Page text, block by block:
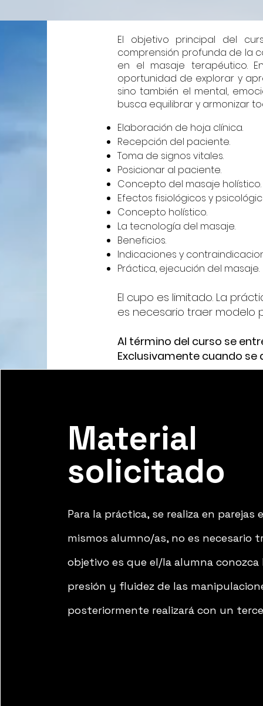
El objetivo principal del
comprensión profunda de la
en el masaje terapéutico.
oportunidad de explorar y
sino también el mental,
busca equilibrar y armonizar
Elaboración de hoja clínica.
Recepción del paciente.
Toma de signos vitales.
Posicionar al paciente.
Concepto del masaje holístico.
Efectos fisiológicos y
Concepto holístico.
La tecnología del masaje.
Beneficios.
Indicaciones y
Práctica, ejecución del masaje.
El cupo es limitado. La
es necesario traer modelo
Al término del curso se
Exclusivamente cuando
Material
solicitado
Para la práctica, se realiza en parejas
mismos alumno/as, no es necesario
objetivo es que el/la alumna conozca
presión y fluidez de las
posteriormente realizará con un